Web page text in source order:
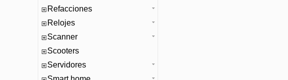
Refacciones
Relojes
Scanner
Scooters
Servidores